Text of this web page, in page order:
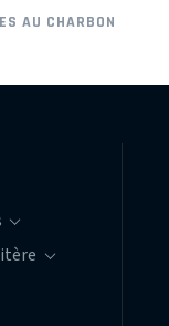
AU CHARBON